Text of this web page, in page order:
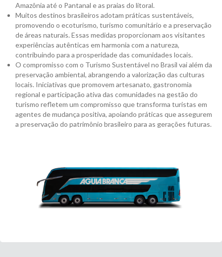
Amazônia até o Pantanal e as praias do litoral.
Muitos destinos brasileiros adotam práticas sustentáveis,
promovendo o ecoturismo, turismo comunitário e a preservação
de áreas naturais. Essas medidas proporcionam aos visitantes
experiências autênticas em harmonia com a natureza,
contribuindo para a prosperidade das comunidades locais.
O compromisso com o Turismo Sustentável no Brasil vai além da
preservação ambiental, abrangendo a valorização das culturas
locais. Iniciativas que promovem artesanato, gastronomia
regional e participação ativa das comunidades na gestão do
turismo refletem um compromisso que transforma turistas em
agentes de mudança positiva, apoiando práticas que assegurem
a preservação do patrimônio brasileiro para as gerações futuras.